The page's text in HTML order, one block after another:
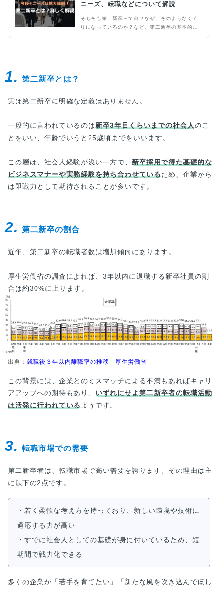
ニーズ、転職などについて解説
そもそも第二新卒って何？なぜ、そのようなくく
りになっているのか？など。第二新卒の基本的な
1. 第二新卒とは？
実は第二新卒に明確な定義はありません。
一般的に言われているのは新卒3年目くらいまでの社会人のこ
とをいい、年齢でいうと25歳頃までをいいます。
この層は、社会人経験が浅い一方で、 新卒採用で得た基礎的な
ビジネスマナーや実務経験を持ち合わせているため、企業から
は即戦力として期待されることが多いです。
2. 第二新卒の割合
近年、第二新卒の転職者数は増加傾向にあります。
厚生労働省の調査によれば、3年以内に退職する新卒社員の割
合は約30%に上ります。
出典： 就職後３年以内離職率の推移 - 厚生労働省
この背景には、企業とのミスマッチによる不満もあればキャリ
アアップへの期待もあり、 いずれにせよ第二新卒者の転職活動
は活発に行われている ようです。
3. 転職市場での需要
第二新卒者は、転職市場で高い需要を誇ります。その理由は主
に以下の2点です。
・若く柔軟な考え方を持っており、新しい環境や技術に
適応する力が高い
・すでに社会人としての基礎が身に付いているため、短
期間で戦力化できる
多くの企業が「若手を育てたい」「新たな風を吹き込んでほし